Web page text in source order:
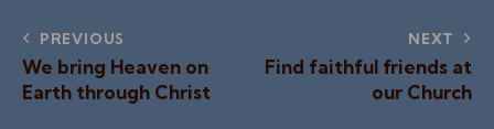
PREVIOUS
We bring Heaven on
Earth through Christ
NEXT
Find faithful friends at
our Church